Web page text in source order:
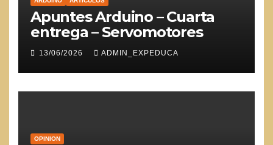
Apuntes Arduino – Cuarta
entrega – Servomotores
13/06/2026 ADMIN_EXPEDUCA
OPINION